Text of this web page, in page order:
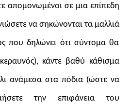
απομονωμένοι σε μια επίπεδη
να σηκώνονται τα μαλλιά
που δηλώνει ότι σύντομα θα
κάντε βαθύ κάθισμα
ανάμεσα στα πόδια (ώστε να
την επιφάνεια του